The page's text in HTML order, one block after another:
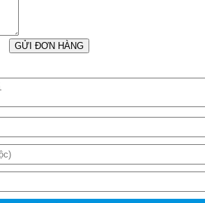
GỬI ĐƠN HÀNG